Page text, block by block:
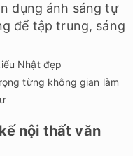
dụng ánh sáng tự
để tập trung, sáng
từng không gian làm
nội thất văn